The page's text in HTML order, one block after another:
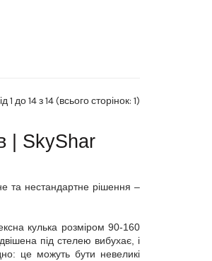
1 до 14 з 14 (всього сторінок: 1)
| SkyShar
та нестандартне рішення –
кулька розміром 90-160
під стелею вибухає, і
це можуть бути невеликі